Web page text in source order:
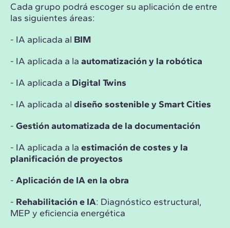
Cada grupo podrá escoger su aplicación de entre
las siguientes áreas:
- IA aplicada al BIM
- IA aplicada a la automatización y la robótica
- IA aplicada a Digital Twins
- IA aplicada al diseño sostenible y Smart Cities
- Gestión automatizada de la documentación
- IA aplicada a la estimación de costes y la
planificación de proyectos
- Aplicación de IA en la obra
- Rehabilitación e IA: Diagnóstico estructural,
MEP y eficiencia energética